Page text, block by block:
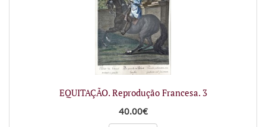
EQUITAÇÃO. Reprodução Francesa. 3
40.00€